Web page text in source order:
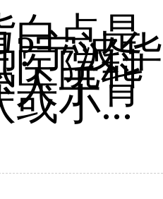
白点是
?宁波华
医院科
人手背
或小...